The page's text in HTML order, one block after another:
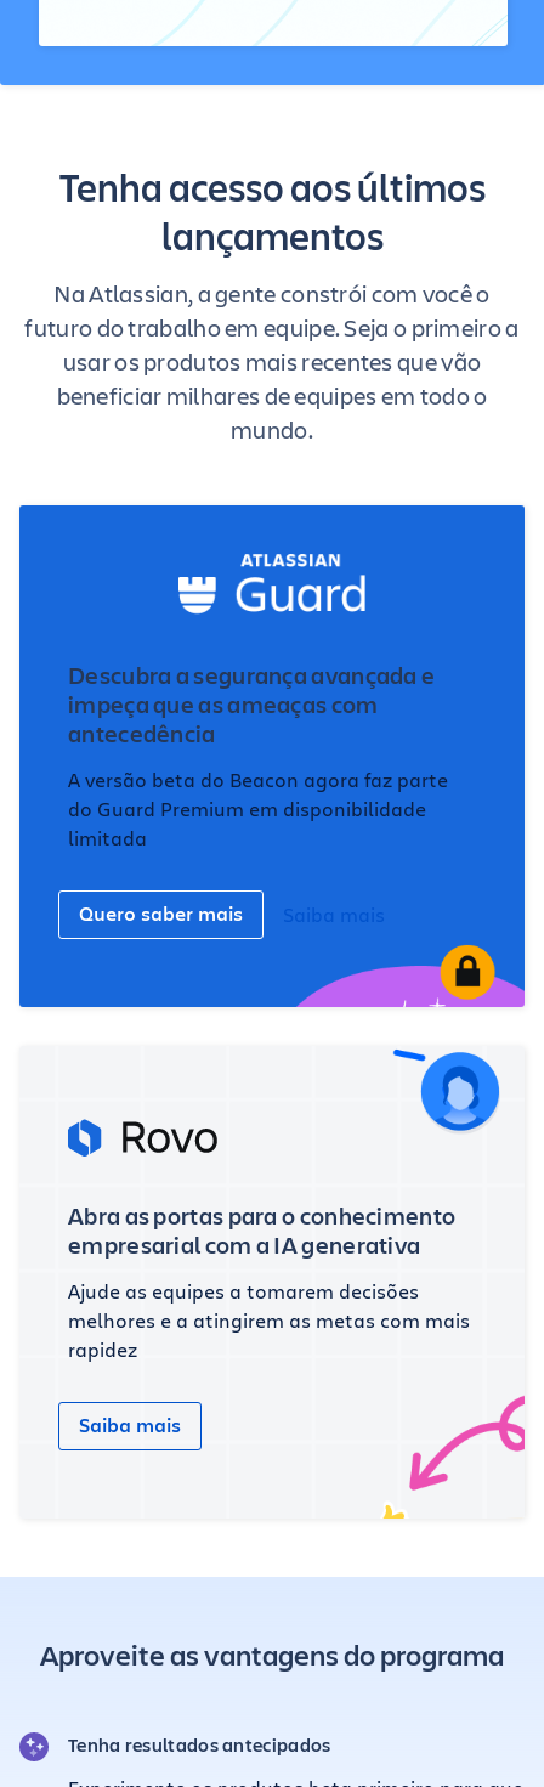
Tenha acesso aos últimos
lançamentos
Na Atlassian, a gente constrói com você o
futuro do trabalho em equipe. Seja o primeiro a
usar os produtos mais recentes que vão
beneficiar milhares de equipes em todo o
mundo.
Descubra a segurança avançada e
impeça que as ameaças com
antecedência
A versão beta do Beacon agora faz parte
do Guard Premium em disponibilidade
limitada
Quero saber mais Saiba mais
Abra as portas para o conhecimento
empresarial com a IA generativa
Ajude as equipes a tomarem decisões
melhores e a atingirem as metas com mais
rapidez
Saiba mais
Aproveite as vantagens do programa
Tenha resultados antecipados